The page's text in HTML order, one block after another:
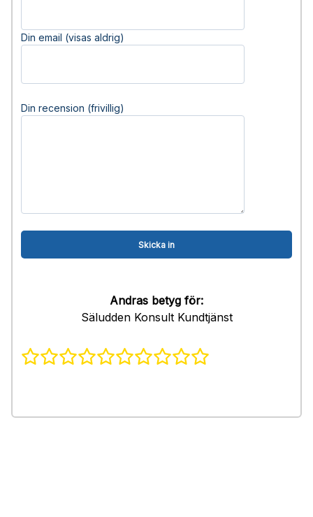
Din email (visas aldrig)
Din recension (frivillig)
Andras betyg för:
Säludden Konsult Kundtjänst